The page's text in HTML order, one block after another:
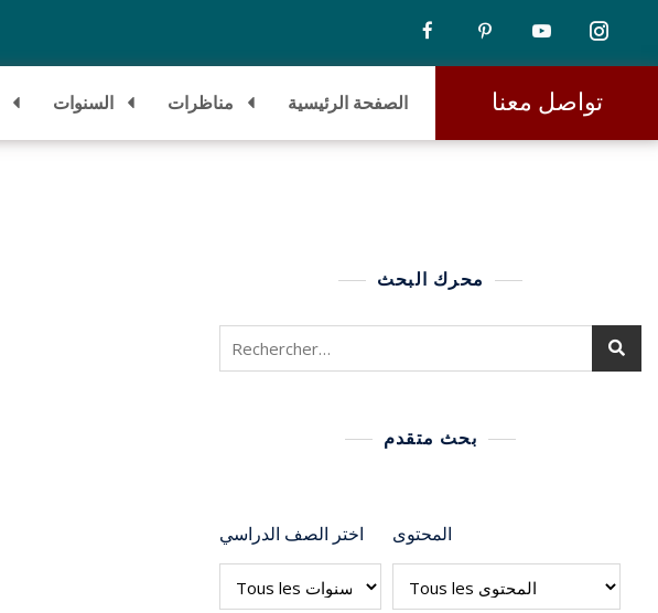
السنوات مناظرات الصفحة الرئيسية تواصل معنا
محرك البحث
بحث متقدم
اختر الصف الدراسي المحتوى